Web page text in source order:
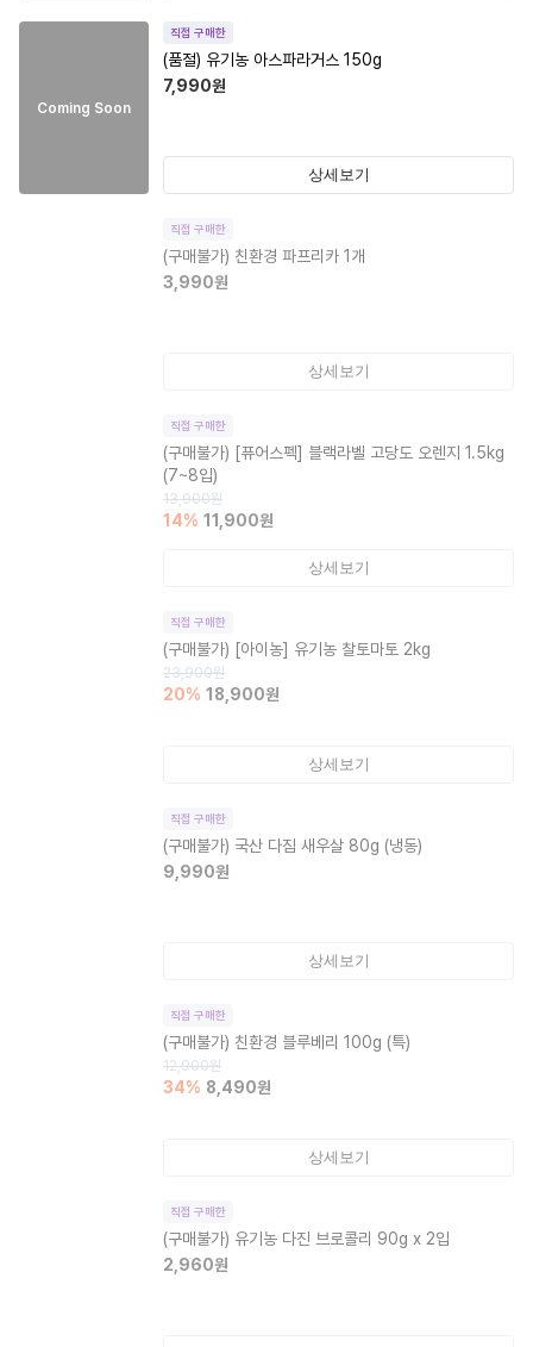
Coming Soon
직접 구매한
(품절) 유기농 아스파라거스 150g
7,990원
상세보기
직접 구매한
(구매불가) 친환경 파프리카 1개
3,990원
상세보기
직접 구매한
(구매불가) [퓨어스펙] 블랙라벨 고당도 오렌지 1.5kg
(7~8입)
13,900원
14% 11,900원
상세보기
직접 구매한
(구매불가) [아이농] 유기농 찰토마토 2kg
23,900원
20% 18,900원
상세보기
직접 구매한
(구매불가) 국산 다짐 새우살 80g (냉동)
9,990원
상세보기
직접 구매한
(구매불가) 친환경 블루베리 100g (특)
12,900원
34% 8,490원
상세보기
직접 구매한
(구매불가) 유기농 다진 브로콜리 90g x 2입
2,960원